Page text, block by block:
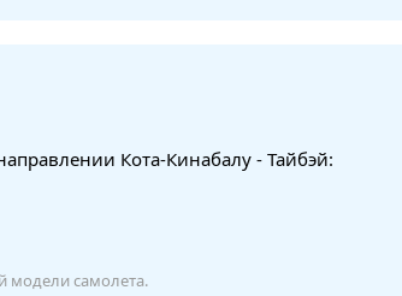
Кота-Кинабалу - Тайбэй:
модели самолета.